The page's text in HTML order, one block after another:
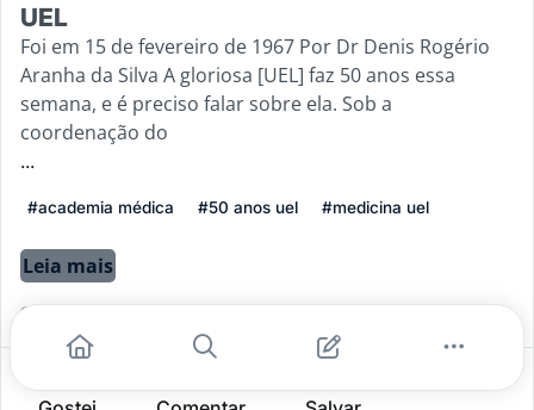
UEL
Foi em 15 de fevereiro de 1967 Por Dr Denis Rogério
Aranha da Silva A gloriosa [UEL] faz 50 anos essa
semana, e é preciso falar sobre ela. Sob a
coordenação do
...
#academia médica #50 anos uel #medicina uel
Leia mais
0